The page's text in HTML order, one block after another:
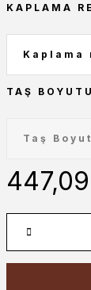
KAPLAMA
TAŞ BOYUTU